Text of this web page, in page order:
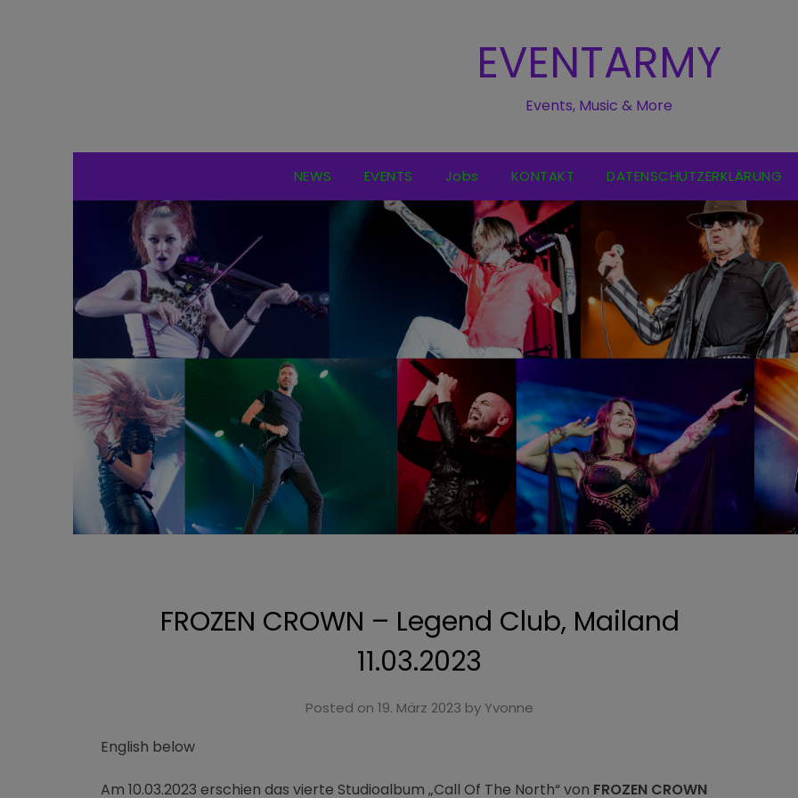
EVENTARMY
Events, Music & More
NEWS EVENTS Jobs KONTAKT DATENSCHUTZERKLÄRUNG
FROZEN CROWN – Legend Club, Mailand
11.03.2023
Posted on19. März 2023 byYvonne
English below
Am 10.03.2023 erschien das vierte Studioalbum „Call Of The North“ von FROZEN CROWN